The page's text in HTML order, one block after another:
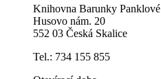
Knihovna Barunky Panklové
Husovo nám. 20
552 03 Česká Skalice
Tel.: 734 155 855